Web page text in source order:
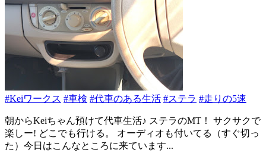
#Keiワークス #車検 #代車のある生活 #ステラ #走りの5速
朝からKeiちゃん預けて代車生活♪ ステラのMT！ サクサクで
楽しー! どこでも行ける。 オーディオも付いてる（すぐ切っ
た）今日はこんなところに来ています...